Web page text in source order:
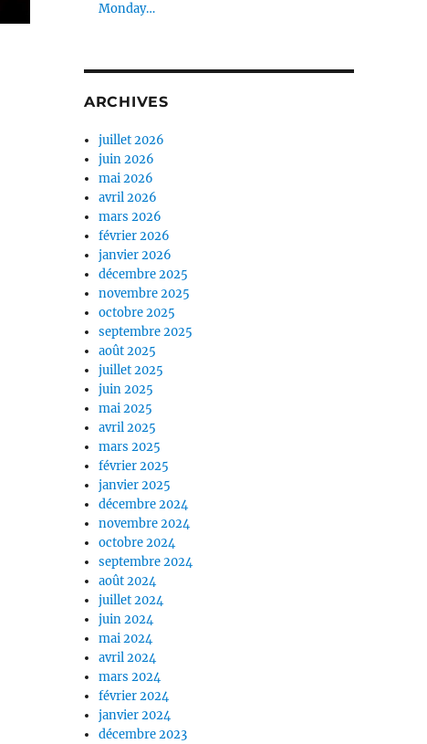
Monday…
ARCHIVES
juillet 2026
juin 2026
mai 2026
avril 2026
mars 2026
février 2026
janvier 2026
décembre 2025
novembre 2025
octobre 2025
septembre 2025
août 2025
juillet 2025
juin 2025
mai 2025
avril 2025
mars 2025
février 2025
janvier 2025
décembre 2024
novembre 2024
octobre 2024
septembre 2024
août 2024
juillet 2024
juin 2024
mai 2024
avril 2024
mars 2024
février 2024
janvier 2024
décembre 2023